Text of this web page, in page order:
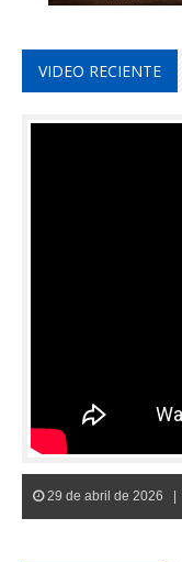
VIDEO RECIENTE
29 de abril de 2026 |